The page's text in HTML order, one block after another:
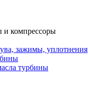
и компрессоры
зажимы, уплотнения
турбины